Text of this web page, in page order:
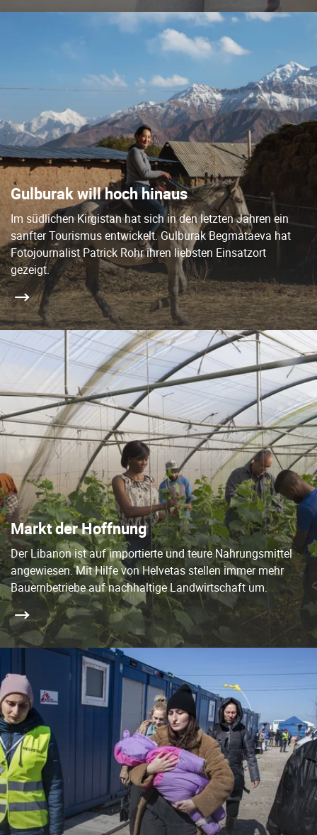
Gulburak will hoch hinaus
Im südlichen Kirgistan hat sich in den letzten Jahren ein
sanfter Tourismus entwickelt. Gulburak Begmataeva hat
Fotojournalist Patrick Rohr ihren liebsten Einsatzort
gezeigt.
Markt der Hoffnung
Der Libanon ist auf importierte und teure Nahrungsmittel
angewiesen. Mit Hilfe von Helvetas stellen immer mehr
Bauernbetriebe auf nachhaltige Landwirtschaft um.